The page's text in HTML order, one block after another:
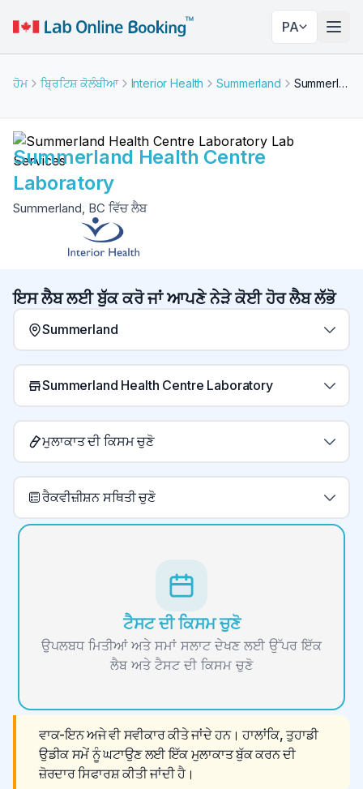
PA
ਹੋਮ ਬ੍ਰਿਟਿਸ਼ ਕੋਲੰਬੀਆ Interior Health Summerland Summerland Health Centre Laboratory
Summerland Health Centre
Laboratory
Summerland, BC ਵਿੱਚ ਲੈਬ
ਇਸ ਲੈਬ ਲਈ ਬੁੱਕ ਕਰੋ ਜਾਂ ਆਪਣੇ ਨੇੜੇ ਕੋਈ ਹੋਰ ਲੈਬ ਲੱਭੋ
Summerland
Summerland Health Centre Laboratory
ਮੁਲਾਕਾਤ ਦੀ ਕਿਸਮ ਚੁਣੋ
ਰੈਕਵੀਜ਼ੀਸ਼ਨ ਸਥਿਤੀ ਚੁਣੋ
ਟੈਸਟ ਦੀ ਕਿਸਮ ਚੁਣੋ
ਉਪਲਬਧ ਮਿਤੀਆਂ ਅਤੇ ਸਮਾਂ ਸਲਾਟ ਦੇਖਣ ਲਈ ਉੱਪਰ ਇੱਕ
ਲੈਬ ਅਤੇ ਟੈਸਟ ਦੀ ਕਿਸਮ ਚੁਣੋ
ਵਾਕ-ਇਨ ਅਜੇ ਵੀ ਸਵੀਕਾਰ ਕੀਤੇ ਜਾਂਦੇ ਹਨ। ਹਾਲਾਂਕਿ, ਤੁਹਾਡੀ
ਉਡੀਕ ਸਮੇਂ ਨੂੰ ਘਟਾਉਣ ਲਈ ਇੱਕ ਮੁਲਾਕਾਤ ਬੁੱਕ ਕਰਨ ਦੀ
ਜ਼ੋਰਦਾਰ ਸਿਫਾਰਸ਼ ਕੀਤੀ ਜਾਂਦੀ ਹੈ।